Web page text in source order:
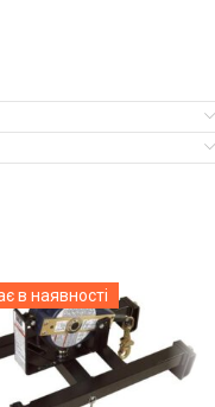
в наявності